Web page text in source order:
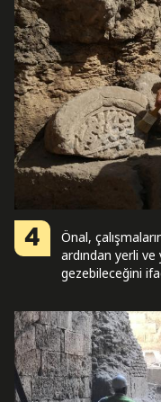
4
Önal,
ardından yerli ve
gezebileceğini